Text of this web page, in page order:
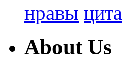
нравы
About Us